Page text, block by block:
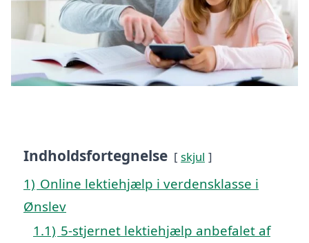
Indholdsfortegnelse skjul
1) Online lektiehjælp i verdensklasse i
Ønslev
1.1) 5-stjernet lektiehjælp anbefalet af